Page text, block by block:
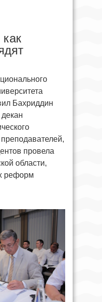
Бахриддин
провела
области,
реформ